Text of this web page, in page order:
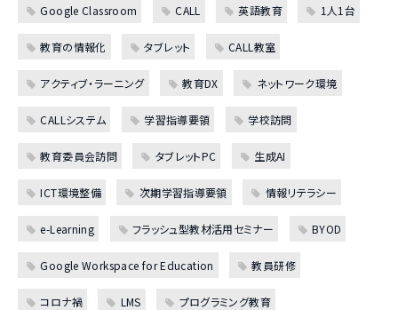
Google Classroom CALL 英語教育 1人1台
教育の情報化 タブレット CALL教室
アクティブ・ラーニング 教育DX ネットワーク環境
CALLシステム 学習指導要領 学校訪問
教育委員会訪問 タブレットPC 生成AI
ICT環境整備 次期学習指導要領 情報リテラシー
e-Learning フラッシュ型教材活用セミナー BYOD
Google Workspace for Education 教員研修
コロナ禍 LMS プログラミング教育